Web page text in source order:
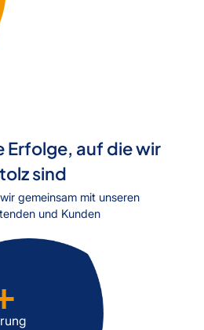
Erfolge, auf die wir
sind
gemeinsam mit unseren
und Kunden